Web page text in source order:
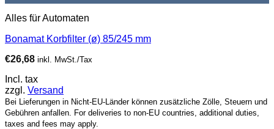
Alles für Automaten
Bonamat Korbfilter (ø) 85/245 mm
€26,68 inkl. MwSt./Tax
Incl. tax
zzgl. Versand
Bei Lieferungen in Nicht-EU-Länder können zusätzliche Zölle, Steuern und
Gebühren anfallen. For deliveries to non-EU countries, additional duties,
taxes and fees may apply.